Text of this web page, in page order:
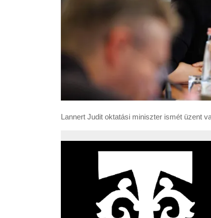
Lannert Judit oktatási miniszter ismét üzent